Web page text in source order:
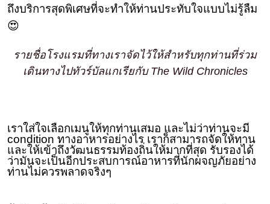
ถึงบริการสุดพิเศษที่จะทำให้ท่านประทับใจแบบไม่รู้ลืม
😍
รายชื่อโรงแรมที่ทางเราจัดไว้ให้สำหรับทุกท่านที่ร่วม
เดินทางไปทัวร์บัลแกเรียกับ The Wild Chronicles
เราใส่ใจเลือกเมนูให้ทุกท่านเสมอ และไม่ว่าท่านจะมี
condition ทางอาหารอย่างไร เราก็สามารถจัดให้ทาน
และให้เข้าถึงวัฒนธรรมท้องถิ่นให้มากที่สุด รับรองได้
ว่ามันจะเป็นอีกประสบการณ์อาหารที่นักผจญภัยอย่าง
ท่านไม่ควรพลาดจริงๆ